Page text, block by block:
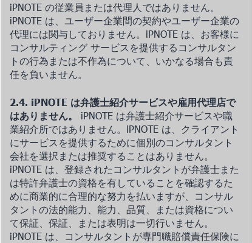
iPNOTE の従業員または代理人ではありません。
iPNOTE は、ユーザー企業間の契約やユーザー企業の
代理には関与しておりません。iPNOTE は、お客様に
コンサルティング サービスを提供するコンサルタン
トの行為または不作為について、いかなる場合も責
任を負いません。
2.4. iPNOTE は弁護士紹介サービスや雇用代理店で
はありません。
iPNOTE は弁護士紹介サービスや職
業紹介所ではありません。iPNOTE は、クライアント
にサービスを提供するために個別のコンサルタント
会社を選択または推奨することはありません。
iPNOTE は、登録されたコンサルタントが弁護士また
は特許弁護士の資格を有していることを確認するた
めに商業的に合理的な努力を払いますが、コンサル
タントの法的能力、能力、品質、または資格につい
て保証、保証、または表明は一切行いません。
iPNOTE は、コンサルタントが専門職賠償責任保険に